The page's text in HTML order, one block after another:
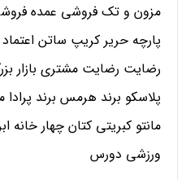
پارچه حریر کریپ ساتن اعتماد
رضایت رضایت مشتری بازار
پلاسکو برند هرمس برند پرادا
مانتو کبریتی کتان چهار
ورزشی دورس